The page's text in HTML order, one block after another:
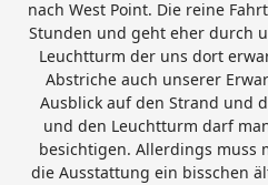
nach West Point. Die reine
Stunden und geht eher durch
Leuchtturm der uns dort
Abstriche auch unserer
Ausblick auf den Strand und
und den Leuchtturm darf
besichtigen. Allerdings muss
die Ausstattung ein bisschen